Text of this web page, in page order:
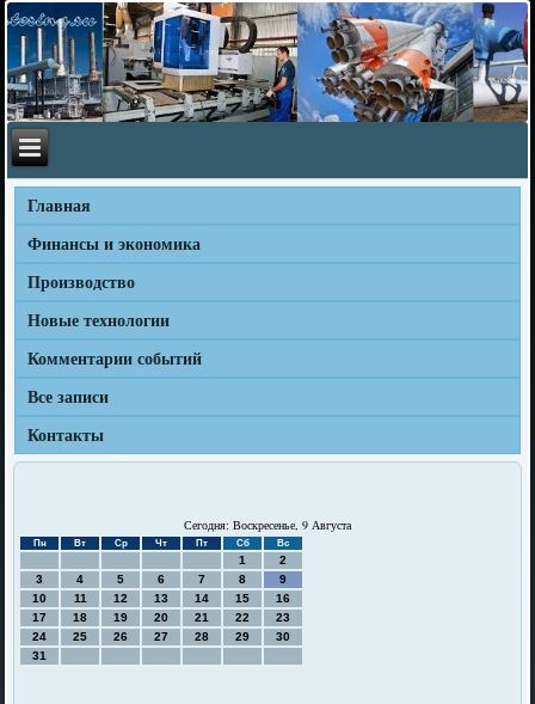
Главная
Финансы и экономика
Производство
Новые технологии
Комментарии событий
Все записи
Контакты
Сегодня: Воскресенье, 9 Августа
Пн Вт Ср Чт Пт Сб Вс
1
2
3
4 5 6 7 8
9
10
11 12 13 14 15
16
17
18 19 20 21 22
23
24
25 26 27 28 29
30
31